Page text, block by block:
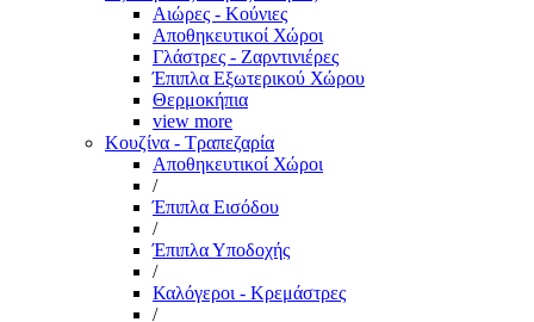
Αιώρες - Κούνιες
Αποθηκευτικοί Χώροι
Γλάστρες - Ζαρντινιέρες
Έπιπλα Εξωτερικού Χώρου
Θερμοκήπια
view more
Κουζίνα - Τραπεζαρία
Αποθηκευτικοί Χώροι
/
Έπιπλα Εισόδου
/
Έπιπλα Υποδοχής
/
Καλόγεροι - Κρεμάστρες
/